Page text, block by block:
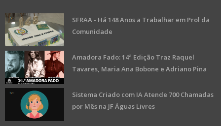
SFRAA - Há 148 Anos a Trabalhar em Prol da
Comunidade
Amadora Fado: 14ª Edição Traz Raquel
Tavares, Maria Ana Bobone e Adriano Pina
Sistema Criado com IA Atende 700 Chamadas
por Mês na JF Águas Livres